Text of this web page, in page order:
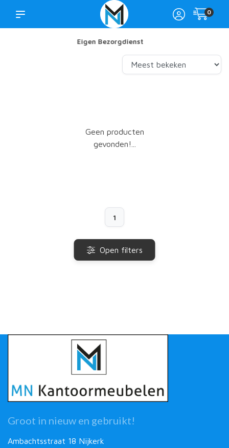
0
Showroom in Nijkerk
Geen producten
gevonden!...
1
Open filters
Groot in nieuw en gebruikt!
Ambachtsstraat 18 Nijkerk